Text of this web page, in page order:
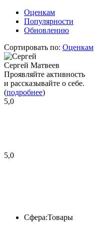
Оценкам
Популярности
Обновлению
Сортировать по: Оценкам
Сергей Матвеев
Проявляйте активность
и рассказывайте о себе.
(подробнее)
5,0
5,0
Сфера:Товары